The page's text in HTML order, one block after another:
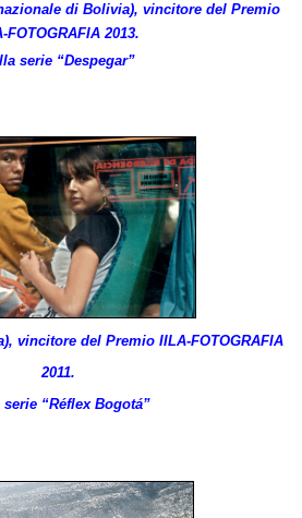
di Bolivia), vincitore del Premio
FOTOGRAFIA 2013.
serie “Despegar”
vincitore del Premio IILA-FOTOGRAFIA
2011.
serie “Réflex Bogotá”